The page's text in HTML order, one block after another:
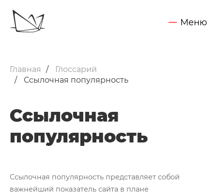
Меню
Главная
Глоссарий
Ссылочная популярность
Ссылочная
популярность
Ссылочная популярность представляет собой
важнейший показатель сайта в плане
SEO - поисковое продвижение сайтов
Техническая поддержка сайтов
Разработка интернет-сайтов
Web-аналитика и аудит сайтов
Кейсы
Вы даете согласие на обработку своих персональных данных